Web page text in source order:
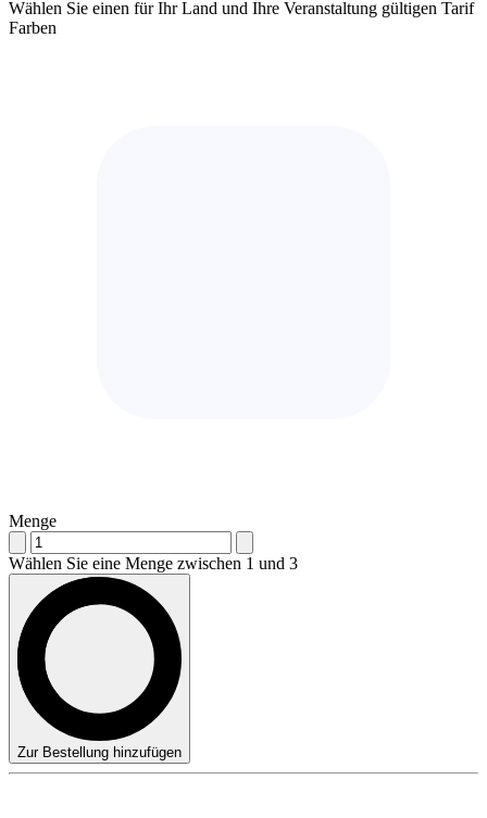
Wählen Sie einen für Ihr Land und Ihre Veranstaltung gültigen Tarif
Farben
Menge
Wählen Sie eine Menge zwischen 1 und 3
Zur Bestellung hinzufügen